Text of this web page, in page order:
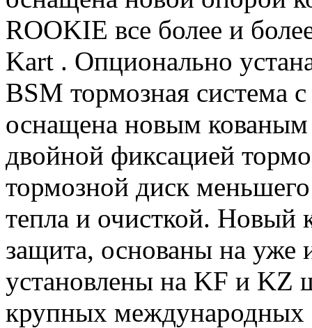
ROOKIE все более и
Kart . Опционально
BSM тормозная система
оснащена новым
двойной фиксацией
тормозной диск
тепла и очисткой. Новый
защита, основаны на уже
установлены на KF и KZ
крупных международных